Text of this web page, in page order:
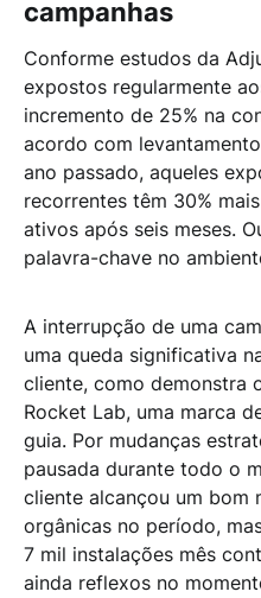
campanhas
Conforme estudos da
expostos regularmente
incremento de 25% na
acordo com
ano passado, aqueles
recorrentes têm 30%
ativos após seis meses.
palavra-chave no
A interrupção de uma
uma queda significativa
cliente, como demonstra
Rocket Lab, uma marca
guia. Por mudanças
pausada durante todo o
cliente alcançou um bom
orgânicas no período,
7 mil instalações mês
ainda reflexos no